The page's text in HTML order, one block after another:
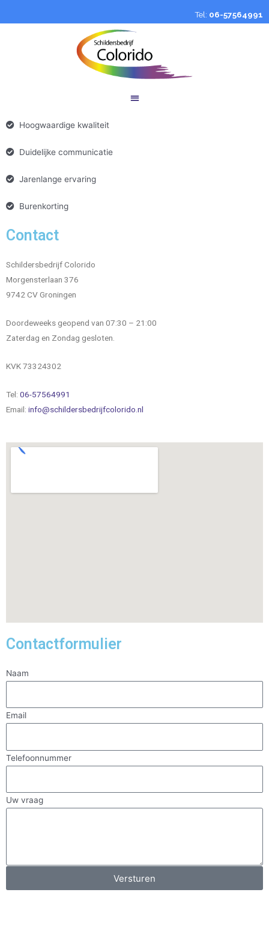
Tel: 06-57564991
Hoogwaardige kwaliteit
Duidelijke communicatie
Jarenlange ervaring
Burenkorting
Contact
Schildersbedrijf Colorido
Morgensterlaan 376
9742 CV Groningen
Doordeweeks geopend van 07:30 – 21:00
Zaterdag en Zondag gesloten.
KVK 73324302
Tel: 06-57564991
Email: info@schildersbedrijfcolorido.nl
Contactformulier
Naam
Email
Telefoonnummer
Uw vraag
Versturen